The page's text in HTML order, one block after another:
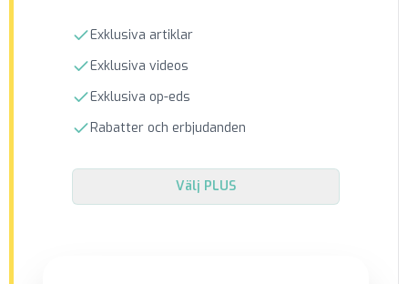
Exklusiva artiklar
Exklusiva videos
Exklusiva op-eds
Rabatter och erbjudanden
Välj PLUS